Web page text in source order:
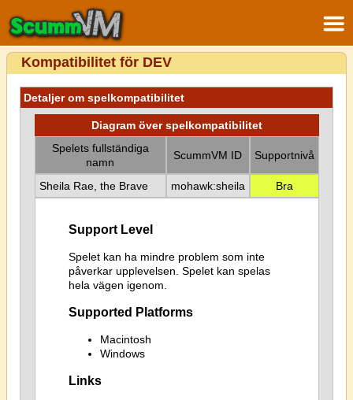
Kompatibilitet för DEV
Detaljer om spelkompatibilitet
Diagram över spelkompatibilitet
Spelets fullständiga
namn
ScummVM ID Supportnivå
Sheila Rae, the Brave mohawk:sheila Bra
Support Level
Spelet kan ha mindre problem som inte
påverkar upplevelsen. Spelet kan spelas
hela vägen igenom.
Supported Platforms
Macintosh
Windows
Links